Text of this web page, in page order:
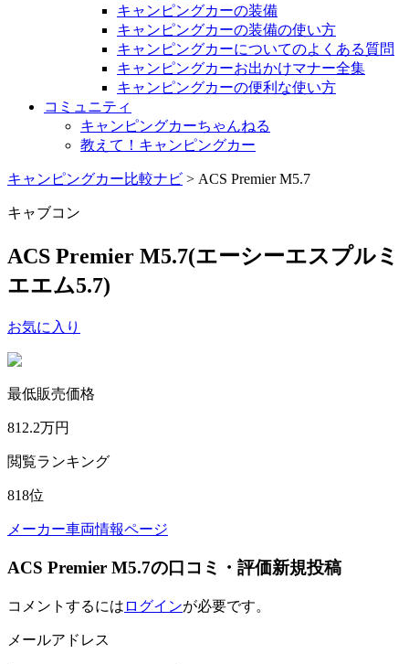
キャンピングカーの装備
キャンピングカーの装備の使い方
キャンピングカーについてのよくある質問
キャンピングカーお出かけマナー全集
キャンピングカーの便利な使い方
コミュニティ
キャンピングカーちゃんねる
教えて！キャンピングカー
キャンピングカー比較ナビ > ACS Premier M5.7
キャブコン
ACS Premier M5.7(エーシーエスプルミ
エエム5.7)
お気に入り
最低販売価格
812.2万円
閲覧ランキング
818位
メーカー車両情報ページ
ACS Premier M5.7の口コミ・評価新規投稿
コメントするには ログインが必要です。
メールアドレス